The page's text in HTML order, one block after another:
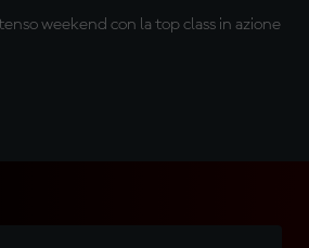
weekend con la top class in azione